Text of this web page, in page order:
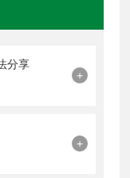
分享
+
+